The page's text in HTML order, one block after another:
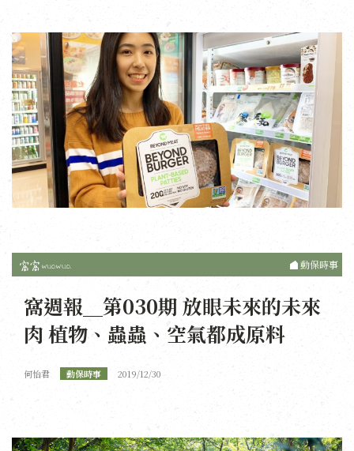
動保時事
窩週報＿第030期 放眼未來的未來
肉 植物、蟲蟲、空氣都成原料
何怡君 動保時事 2019/12/30